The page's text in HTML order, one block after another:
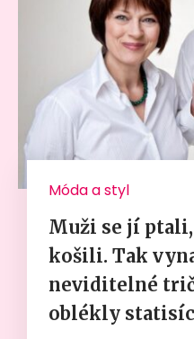
Móda a styl
Muži se jí
košili. Tak
neviditelné
oblékly